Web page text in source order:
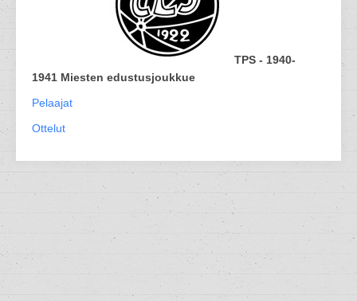
TPS - 1940-
1941 Miesten edustusjoukkue
Pelaajat
Ottelut